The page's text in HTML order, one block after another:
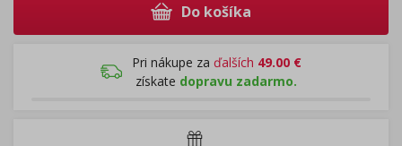
Do košíka
Pri nákupe za ďalších 49.00€
získate dopravu zadarmo.